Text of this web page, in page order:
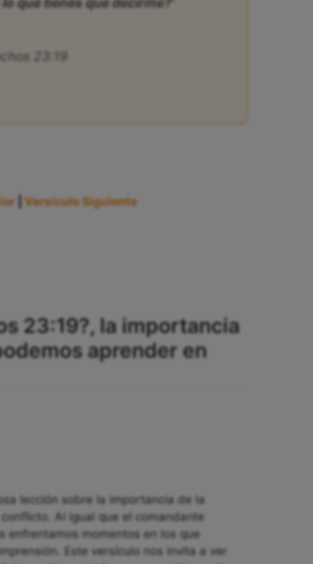
23:19
|Versículo Siguiente
23:19?, la importancia
aprender en
lección sobre la importancia de la
Al igual que el comandante
enfrentamos momentos en los que
Este versículo nos invita a ver